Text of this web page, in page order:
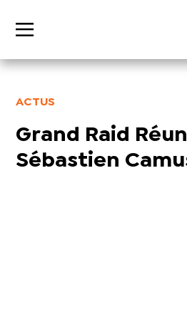
ACTUS
Grand Raid
Sébastien